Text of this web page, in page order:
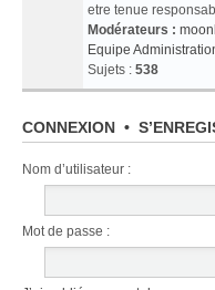
etre tenue
Modérateurs :
Equipe
Sujets : 538
CONNEXION •
Nom d’utilisateur :
Mot de passe :